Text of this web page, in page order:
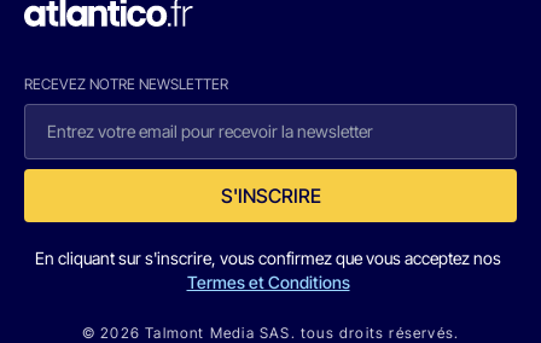
RECEVEZ NOTRE NEWSLETTER
S'INSCRIRE
En cliquant sur s'inscrire, vous confirmez que vous acceptez nos
Termes et Conditions
© 2026 Talmont Media SAS. tous droits réservés.